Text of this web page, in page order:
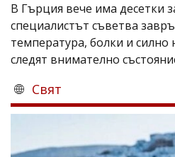
В Гърция вече има десетки
специалистът съветва
температура, болки и
следят внимателно
Свят